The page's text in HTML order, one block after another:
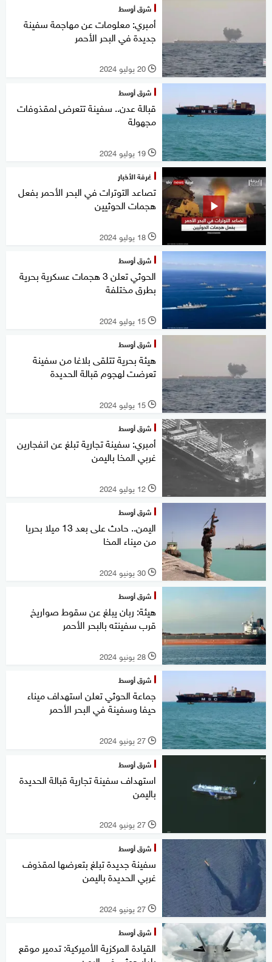
شرق أوسط
أمبري: معلومات عن مهاجمة سفينة
جديدة في البحر الأحمر
l 20 يوليو 2024
شرق أوسط
قبالة عدن.. سفينة تتعرض لمقذوفات
مجهولة
l 19 يوليو 2024
غرفة الأخبار
تصاعد التوترات في البحر الأحمر بفعل
هجمات الحوثيين
l 18 يوليو 2024
شرق أوسط
الحوثي تعلن 3 هجمات عسكرية بحرية
بطرق مختلفة
l 15 يوليو 2024
شرق أوسط
هيئة بحرية تتلقى بلاغا من سفينة
تعرضت لهجوم قبالة الحديدة
l 15 يوليو 2024
شرق أوسط
أمبري: سفينة تجارية تبلغ عن انفجارين
غربي المخا باليمن
l 12 يوليو 2024
شرق أوسط
اليمن.. حادث على بعد 13 ميلا بحريا
من ميناء المخا
l 30 يونيو 2024
شرق أوسط
هيئة: ربان يبلغ عن سقوط صواريخ
قرب سفينته بالبحر الأحمر
l 28 يونيو 2024
شرق أوسط
جماعة الحوثي تعلن استهداف ميناء
حيفا وسفينة في البحر الأحمر
l 27 يونيو 2024
شرق أوسط
استهداف سفينة تجارية قبالة الحديدة
باليمن
l 27 يونيو 2024
شرق أوسط
سفينة جديدة تبلغ بتعرضها لمقذوف
غربي الحديدة باليمن
l 27 يونيو 2024
شرق أوسط
القيادة المركزية الأميركية: تدمير موقع